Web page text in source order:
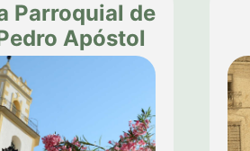
Parroquial de
Apóstol